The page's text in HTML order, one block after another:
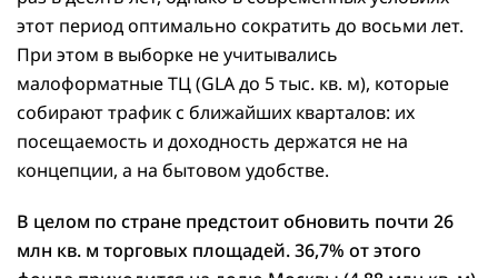
этот период оптимально сократить до восьми лет.
При этом в выборке не учитывались
малоформатные ТЦ (GLA до 5 тыс. кв. м), которые
собирают трафик с ближайших кварталов: их
посещаемость и доходность держатся не на
концепции, а на бытовом удобстве.
В целом по стране предстоит обновить почти 26
млн кв. м торговых площадей. 36,7% от этого